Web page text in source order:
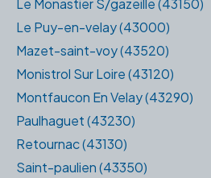
Le Monastier S/gazeille (43150)
Le Puy-en-velay (43000)
Mazet-saint-voy (43520)
Monistrol Sur Loire (43120)
Montfaucon En Velay (43290)
Paulhaguet (43230)
Retournac (43130)
Saint-paulien (43350)